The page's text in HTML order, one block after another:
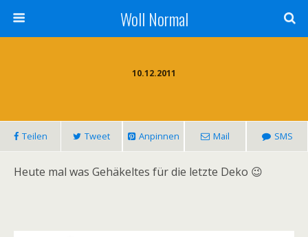
Woll Normal
10.12.2011
Teilen Tweet Anpinnen Mail SMS
Heute mal was Gehäkeltes für die letzte Deko 😉